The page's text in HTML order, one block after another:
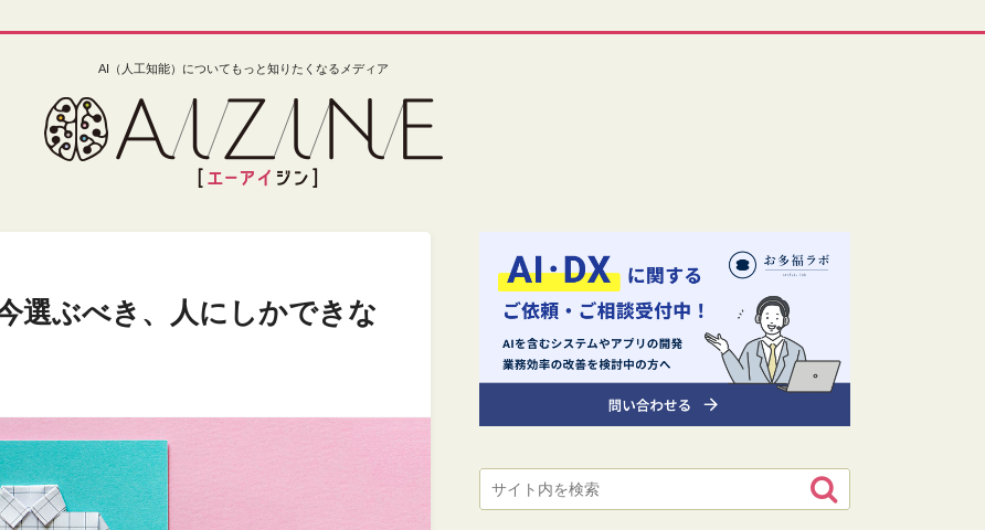
AI（人工知能）についてもっと知りたくなるメディア
選ぶべき、人にしかできな